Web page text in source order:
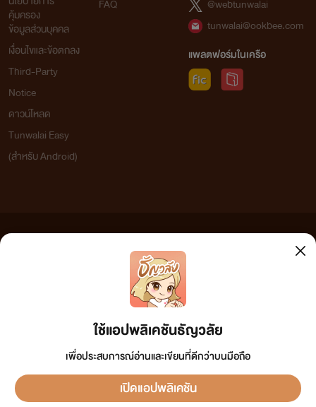
ใช้แอปพลิเคชันธัญวลัย
เพื่อประสบการณ์อ่านและเขียนที่ดีกว่าบนมือถือ
เปิดแอปพลิเคชัน
คุ้มครอง
ข้อมูลส่วนบุคคล
เงื่อนไขและข้อตกลง
Third-Party
Notice
ดาวน์โหลด
Tunwalai Easy
(สำหรับ Android)
FAQ
@webtunwalai
tunwalai@ookbee.com
แพลตฟอร์มในเครือ
เว็บไซต์แห่งนี้ไม่ได้เห็นด้วยและไม่ขอรับผิดชอบต่อข้อความใดๆ ทั้งสิ้น ดังนั้นผู้อ่านทุกท่านโปรดใช้
วิจารณญาณในการกลั่นกรองด้วยตนเอง และหากท่านพบข้อความใดๆ ที่ขัดต่อกฎหมายและศีลธรรม
กรุณาแจ้งมาที่ tunwalai@ookbee.com เพื่อทีมงานจะได้ดำเนินการในทันที ทั้งนี้ ทางเว็บไซต์ขอสงวน
ลิขสิทธิ์ตามพระราชบัญญัติลิขสิทธิ์ (ฉบับเพิ่มเติม) พ.ศ.2558